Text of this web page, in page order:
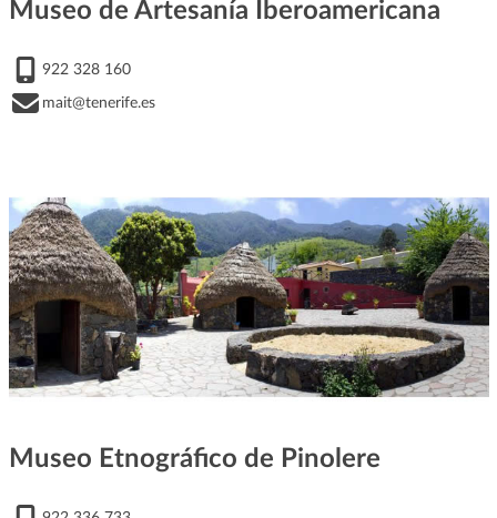
Museo de Artesanía Iberoamericana
922 328 160
mait@tenerife.es
Museo Etnográfico de Pinolere